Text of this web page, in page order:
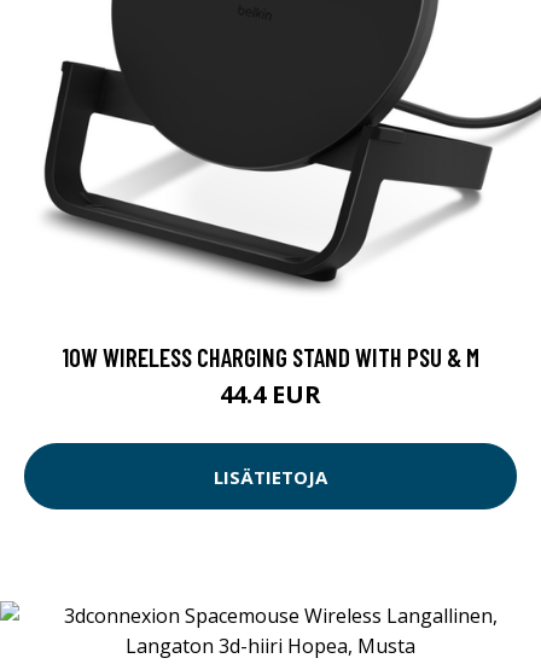
10W WIRELESS CHARGING STAND WITH PSU & M
44.4 EUR
LISÄTIETOJA